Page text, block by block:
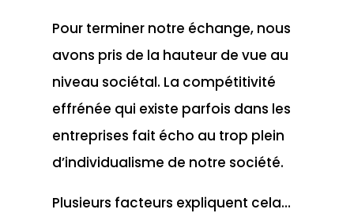
Pour terminer notre échange, nous
avons pris de la hauteur de vue au
niveau sociétal. La compétitivité
effrénée qui existe parfois dans les
entreprises fait écho au trop plein
d’individualisme de notre société.
Plusieurs facteurs expliquent cela…